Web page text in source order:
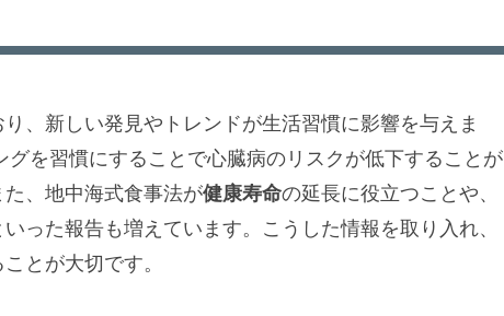
、新しい発見やトレンドが生活習慣に影響を与えま
を習慣にすることで心臓病のリスクが低下することが
、地中海式食事法が健康寿命の延長に役立つことや、
った報告も増えています。こうした情報を取り入れ、
とが大切です。